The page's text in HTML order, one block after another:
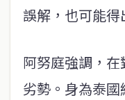
誤解，也可能得
阿努庭強調，
劣勢。身為泰